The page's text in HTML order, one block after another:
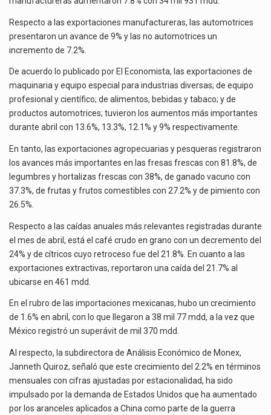
Respecto a las exportaciones manufactureras, las automotrices
presentaron un avance de 9% y las no automotrices un
incremento de 7.2%.
De acuerdo lo publicado por El Economista, las exportaciones de
maquinaria y equipo especial para industrias diversas; de equipo
profesional y científico; de alimentos, bebidas y tabaco; y de
productos automotrices; tuvieron los aumentos más importantes
durante abril con 13.6%, 13.3%, 12.1% y 9% respectivamente.
En tanto, las exportaciones agropecuarias y pesqueras registraron
los avances más importantes en las fresas frescas con 81.8%, de
legumbres y hortalizas frescas con 38%, de ganado vacuno con
37.3%, de frutas y frutos comestibles con 27.2% y de pimiento con
26.5%.
Respecto a las caídas anuales más relevantes registradas durante
el mes de abril, está el café crudo en grano con un decremento del
24% y de cítricos cuyo retroceso fue del 21.8%. En cuanto a las
exportaciones extractivas, reportaron una caída del 21.7% al
ubicarse en 461 mdd.
En el rubro de las importaciones mexicanas, hubo un crecimiento
de 1.6% en abril, con lo que llegaron a 38 mil 77 mdd, a la vez que
México registró un superávit de mil 370 mdd.
Al respecto, la subdirectora de Análisis Económico de Monex,
Janneth Quiroz, señaló que este crecimiento del 2.2% en términos
mensuales con cifras ajustadas por estacionalidad, ha sido
impulsado por la demanda de Estados Unidos que ha aumentado
por los aranceles aplicados a China como parte de la guerra